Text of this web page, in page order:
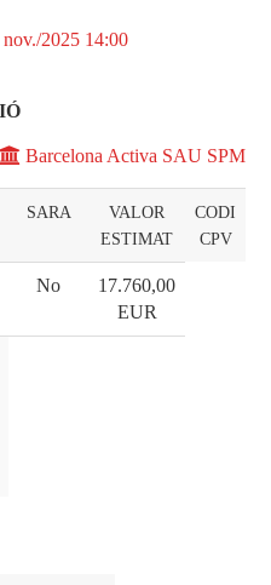
2025 14:00
Barcelona Activa SAU SPM
SARA
VALOR
ESTIMAT
CODI
CPV
No
17.760,00
EUR